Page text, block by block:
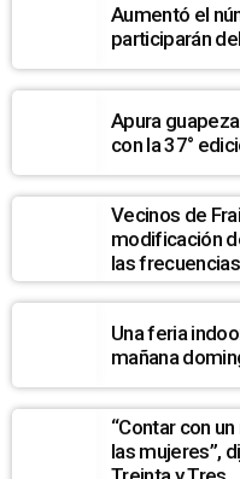
Aumentó el
participarán
Apura
con la 37°
Vecinos de
modificación
las frecuencias de ómnibus que circulan por Ruta
7
Una feria
mañana
“Contar con
las mujeres”,